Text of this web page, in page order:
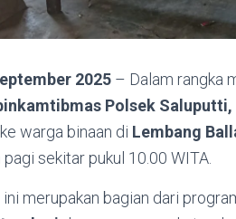
2025 – Dalam rangka
Polsek
warga binaan di Lembang
pagi sekitar pukul 10.00 WITA.
merupakan bagian dari